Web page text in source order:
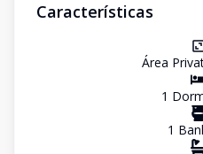
Características
Área
1
1